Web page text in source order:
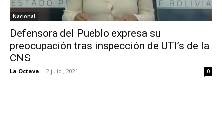
Nacional
Defensora del Pueblo expresa su
preocupación tras inspección de UTI’s de la
CNS
La Octava - 2 julio , 2021 0